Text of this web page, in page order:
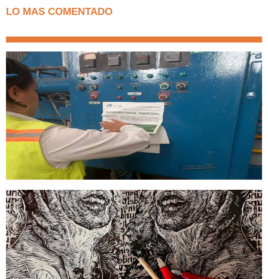
LO MAS COMENTADO